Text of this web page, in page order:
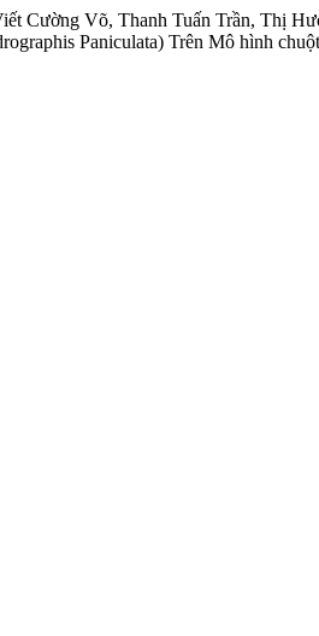
Cường Võ, Thanh Tuấn Trần, Thị
Paniculata) Trên Mô hình